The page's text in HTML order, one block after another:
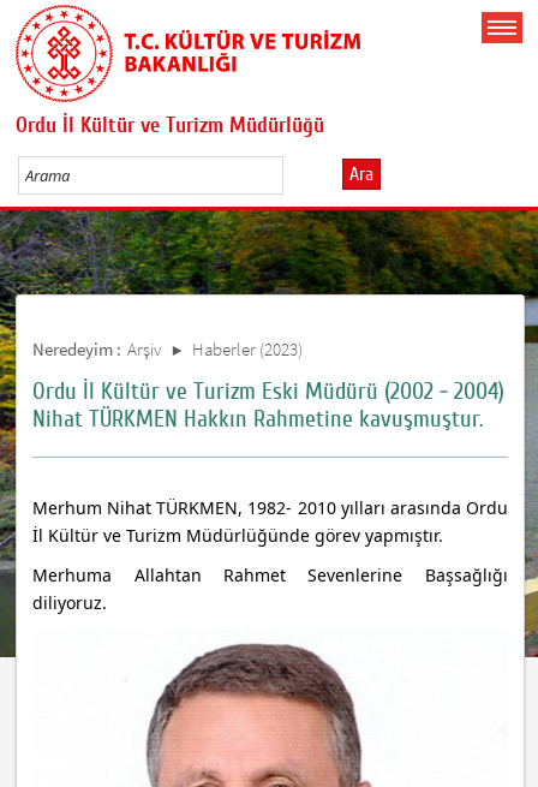
Ordu İl Kültür ve Turizm Müdürlüğü
Ara
Neredeyim : Arşiv Haberler (2023)
Ordu İl Kültür ve Turizm Eski Müdürü (2002 - 2004)
Nihat TÜRKMEN Hakkın Rahmetine kavuşmuştur.
Merhum Nihat TÜRKMEN, 1982- 2010 yılları arasında Ordu
İl Kültür ve Turizm Müdürlüğünde görev yapmıştır.
Merhuma Allahtan Rahmet Sevenlerine Başsağlığı
diliyoruz.